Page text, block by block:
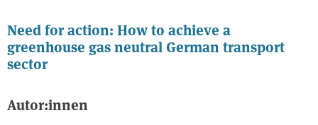
Need for action: How to achieve a
greenhouse gas neutral German transport
sector
Autor:innen